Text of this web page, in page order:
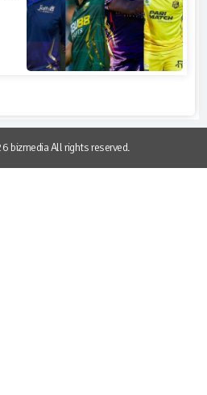
bizmedia All rights reserved.